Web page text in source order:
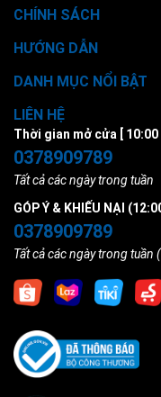
CHÍNH SÁCH
HƯỚNG DẪN
DANH MỤC NỔI BẬT
LIÊN HỆ
Thời gian mở cửa [ 10:00
0378909789
Tất cả các ngày trong tuần
GÓP Ý & KHIẾU NẠI
0378909789
Tất cả các ngày trong tuần